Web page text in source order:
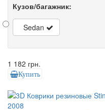
Кузов/багажник:
Sedan
1 182 грн.
Купить